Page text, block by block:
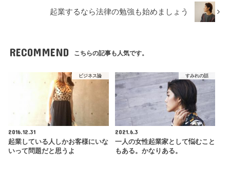
起業するなら法律の勉強も始めましょう
RECOMMEND こちらの記事も人気です。
ビジネス論
2016.12.31
起業している人しかお客様にいな
いって問題だと思うよ
すみれの話
2021.6.3
一人の女性起業家として悩むこと
もある。かなりある。